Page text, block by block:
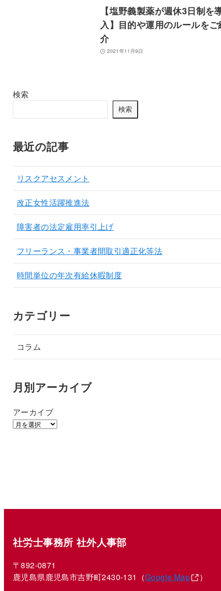
【塩野義製薬が週休3日制を
入】目的や運用のルールをご
介
2021年11月9日
検索
検索
最近の記事
リスクアセスメント
改正女性活躍推進法
障害者の法定雇用率引上げ
フリーランス・事業者間取引適正化等法
時間単位の年次有給休暇制度
カテゴリー
コラム
月別アーカイブ
アーカイブ
社労士事務所 社外人事部
〒892-0871
鹿児島県鹿児島市吉野町2430-131（Google Map ）